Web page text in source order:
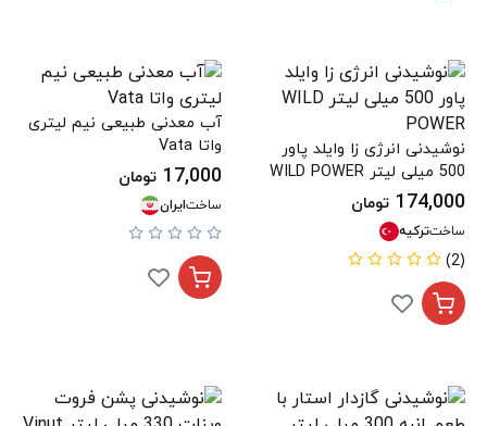
نوشیدنی انرژی زا وایلد پاور
500 میلی لیتر WILD POWER
174,000 تومان
ساختترکیه
(2)
آب معدنی طبیعی نیم لیتری
واتا Vata
17,000 تومان
ساختایران